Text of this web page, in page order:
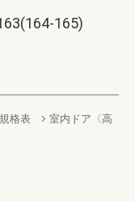
165)
格表
室内ドア〈高